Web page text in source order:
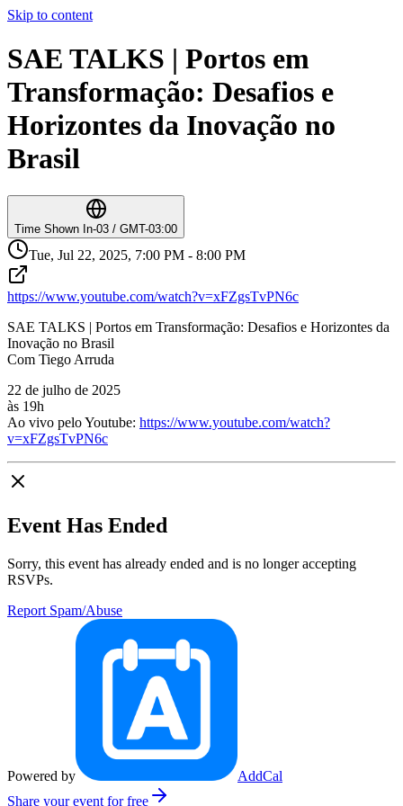
Skip to content
SAE TALKS | Portos em
Transformação: Desafios e
Horizontes da Inovação no
Brasil
Time Shown In-03 / GMT-03:00
Tue, Jul 22, 2025, 7:00 PM - 8:00 PM
https://www.youtube.com/watch?v=xFZgsTvPN6c
SAE TALKS | Portos em Transformação: Desafios e Horizontes da
Inovação no Brasil
Com Tiego Arruda
22 de julho de 2025
às 19h
Ao vivo pelo Youtube: https://www.youtube.com/watch?
v=xFZgsTvPN6c
Event Has Ended
Sorry, this event has already ended and is no longer accepting
RSVPs.
Report Spam/Abuse
Powered by
AddCal
Share your event for free